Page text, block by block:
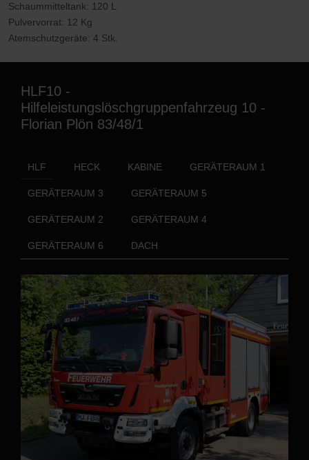
Schaummitteltank: 120 L
Pulvervorrat: 12 Kg
Atemschutzgeräte: 4 Stk.
HLF10 -
Hilfeleistungslöschgruppenfahrzeug 10 -
Florian Plön 83/48/1
HLF HECK KABINE GERÄTERAUM 1
GERÄTERAUM 3 GERÄTERAUM 5
GERÄTERAUM 2 GERÄTERAUM 4
GERÄTERAUM 6 DACH